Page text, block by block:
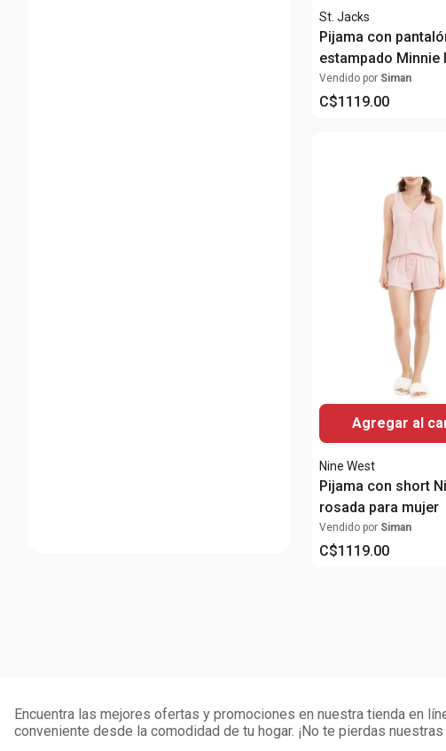
St. Jacks
Pijama con
estampado Minnie
multicolor
Vendido por Siman
C$1119.00
Agregar al
Nine West
Pijama con short
rosada para mujer
Vendido por Siman
C$1119.00
Encuentra las mejores ofertas y promociones en nuestra tienda en
conveniente desde la comodidad de tu hogar. ¡No te pierdas